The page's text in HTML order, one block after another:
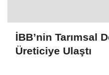
İBB’nin Tarımsal
Üreticiye Ulaştı